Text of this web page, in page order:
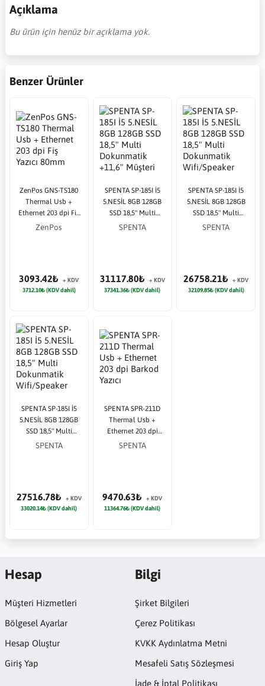
Açıklama
Bu ürün için henüz bir açıklama yok.
Benzer Ürünler
ZenPos GNS-TS180
Thermal Usb +
Ethernet 203 dpi Fiş
Yazıcı 80mm
ZenPos
3093.42₺
+ KDV
3712.10₺ (KDV dahil)
SPENTA SP-185I İ5
5.NESİL 8GB 128GB
SSD 18,5" Multi
Dokunmatik +11,6"
SPENTA
31117.80₺
+ KDV
37341.36₺ (KDV dahil)
SPENTA SP-185I İ5
5.NESİL 8GB 128GB
SSD 18,5" Multi
Dokunmatik
SPENTA
26758.21₺
+ KDV
32109.85₺ (KDV dahil)
SPENTA SP-185I İ5
5.NESİL 8GB 128GB
SSD 18,5" Multi
Dokunmatik
SPENTA
27516.78₺
+ KDV
33020.14₺ (KDV dahil)
SPENTA SPR-211D
Thermal Usb +
Ethernet 203 dpi
Barkod Yazıcı
SPENTA
9470.63₺
+ KDV
11364.76₺ (KDV dahil)
Hesap
Müşteri Hizmetleri
Bölgesel Ayarlar
Hesap Oluştur
Giriş Yap
Bilgi
Şirket Bilgileri
Çerez Politikası
KVKK Aydınlatma Metni
Mesafeli Satış Sözleşmesi
İade & İptal Politikası